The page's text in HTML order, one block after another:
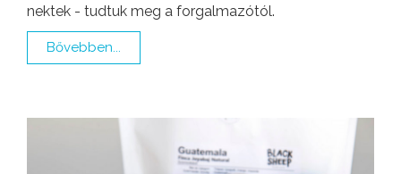
nektek - tudtuk meg a forgalmazótól.
Bővebben...